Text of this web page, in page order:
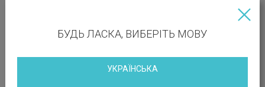
Експлуатаційні платежі: 356 грн
БУДЬ ЛАСКА, ВИБЕРІТЬ МОВУ
УКРАЇНСЬКА